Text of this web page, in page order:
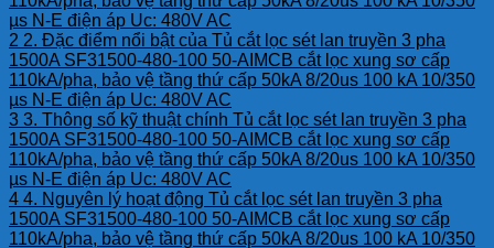
µs N-E điện áp Uc: 480V AC
2 2. Đặc điểm nổi bật của Tủ cắt lọc sét lan truyền 3 pha
1500A SF31500-480-100 50-AIMCB cắt lọc xung sơ cấp
110kA/pha, bảo vệ tầng thứ cấp 50kA 8/20us 100 kA 10/350
µs N-E điện áp Uc: 480V AC
3 3. Thông số kỹ thuật chính Tủ cắt lọc sét lan truyền 3 pha
1500A SF31500-480-100 50-AIMCB cắt lọc xung sơ cấp
110kA/pha, bảo vệ tầng thứ cấp 50kA 8/20us 100 kA 10/350
µs N-E điện áp Uc: 480V AC
4 4. Nguyên lý hoạt động Tủ cắt lọc sét lan truyền 3 pha
1500A SF31500-480-100 50-AIMCB cắt lọc xung sơ cấp
110kA/pha, bảo vệ tầng thứ cấp 50kA 8/20us 100 kA 10/350